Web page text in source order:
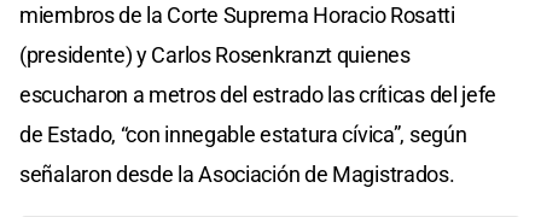
miembros de la Corte Suprema Horacio Rosatti
(presidente) y Carlos Rosenkranzt quienes
escucharon a metros del estrado las críticas del jefe
de Estado, “con innegable estatura cívica”, según
señalaron desde la Asociación de Magistrados.